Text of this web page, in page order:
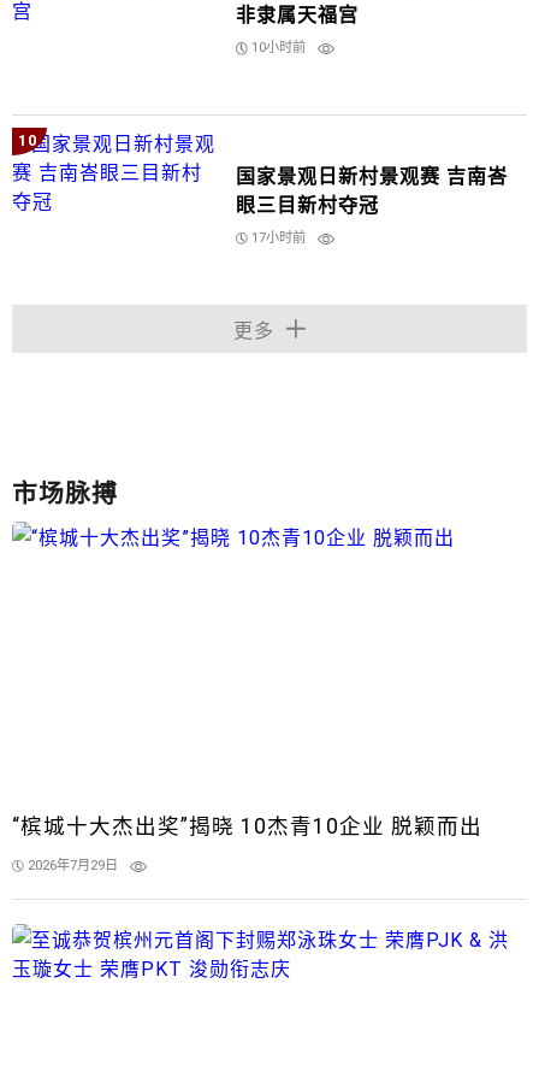
非隶属天福宫
10小时前
10
国家景观日新村景观赛 吉南峇
眼三目新村夺冠
17小时前
更多
市场脉搏
“槟城十大杰出奖”揭晓 10杰青10企业 脱颖而出
2026年7月29日